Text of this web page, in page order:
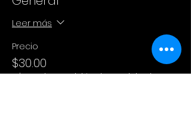
Leer más
Precio
$30.00
+$0.75 de comisión de servicio de